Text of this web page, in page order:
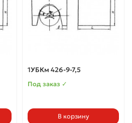
1УБКм 426-9-7,5
Под заказ ✓
В корзину